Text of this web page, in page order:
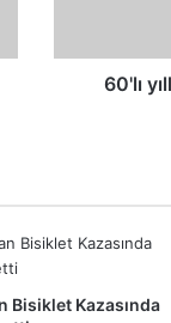
60'lı
Bisiklet Kazasında